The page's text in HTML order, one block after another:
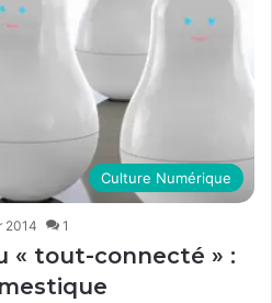
Culture Numérique
2014 1
« tout-connecté » :